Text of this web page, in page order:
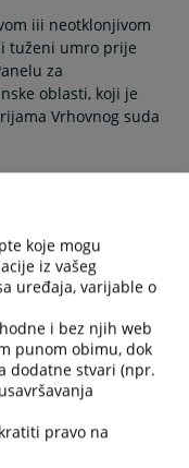
iii neotklonjivom
tuženi umro prije
za
oblasti, koji je
Vrhovnog suda
sudske
na Panelu za
područja, koji je
Bosne i
koje mogu
iz vašeg
uređaja, varijable o
i bez njih web
punom obimu, dok
dodatne stvari (npr.
pravo na